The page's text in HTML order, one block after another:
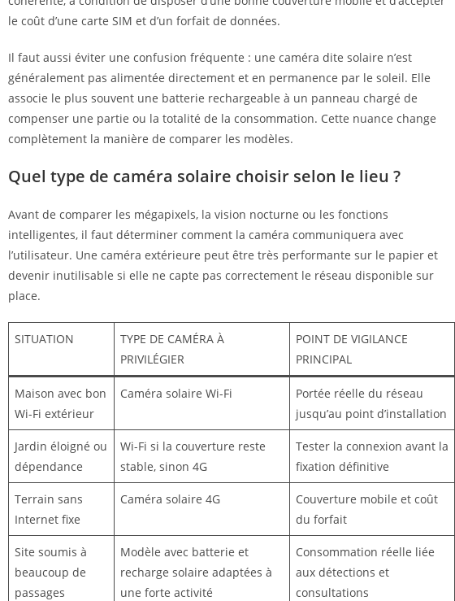
le coût d’une carte SIM et d’un forfait de données.
Il faut aussi éviter une confusion fréquente : une caméra dite solaire n’est
généralement pas alimentée directement et en permanence par le soleil. Elle
associe le plus souvent une batterie rechargeable à un panneau chargé de
compenser une partie ou la totalité de la consommation. Cette nuance change
complètement la manière de comparer les modèles.
Quel type de caméra solaire choisir selon le lieu ?
Avant de comparer les mégapixels, la vision nocturne ou les fonctions
intelligentes, il faut déterminer comment la caméra communiquera avec
l’utilisateur. Une caméra extérieure peut être très performante sur le papier et
devenir inutilisable si elle ne capte pas correctement le réseau disponible sur
place.
SITUATION
TYPE DE CAMÉRA À
PRIVILÉGIER
POINT DE VIGILANCE
PRINCIPAL
Maison avec bon
Wi-Fi extérieur
Caméra solaire Wi-Fi
Portée réelle du réseau
jusqu’au point d’installation
Jardin éloigné ou
dépendance
Wi-Fi si la couverture reste
stable, sinon 4G
Tester la connexion avant la
fixation définitive
Terrain sans
Internet fixe
Caméra solaire 4G
Couverture mobile et coût
du forfait
Site soumis à
beaucoup de
passages
Modèle avec batterie et
recharge solaire adaptées à
une forte activité
Consommation réelle liée
aux détections et
consultations